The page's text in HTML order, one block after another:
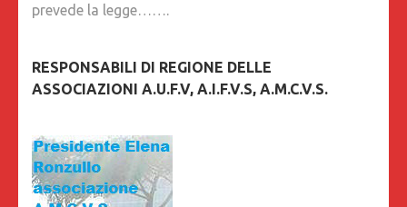
prevede la legge…….
RESPONSABILI DI REGIONE DELLE
ASSOCIAZIONI A.U.F.V, A.I.F.V.S, A.M.C.V.S.